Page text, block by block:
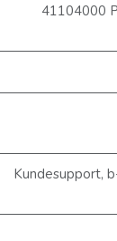
41104000
Kundesupport,